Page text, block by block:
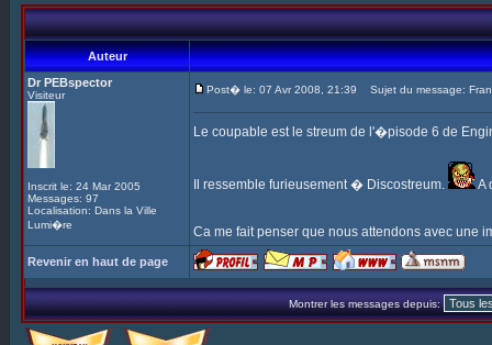
Auteur
Dr PEBspector
Visiteur
Inscrit le: 24 Mar 2005
Messages: 97
Localisation: Dans la Ville
Lumi�re
Post� le: 07 Avr 2008, 21:39 Sujet du message:
Le coupable est le streum de l'�pisode 6 de
Il ressemble furieusement � Discostreum. A
Ca me fait penser que nous attendons avec
Revenir en haut de page
Montrer les messages depuis: